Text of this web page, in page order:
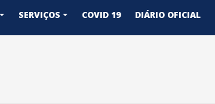
SERVIÇOS COVID 19 DIÁRIO OFICIAL